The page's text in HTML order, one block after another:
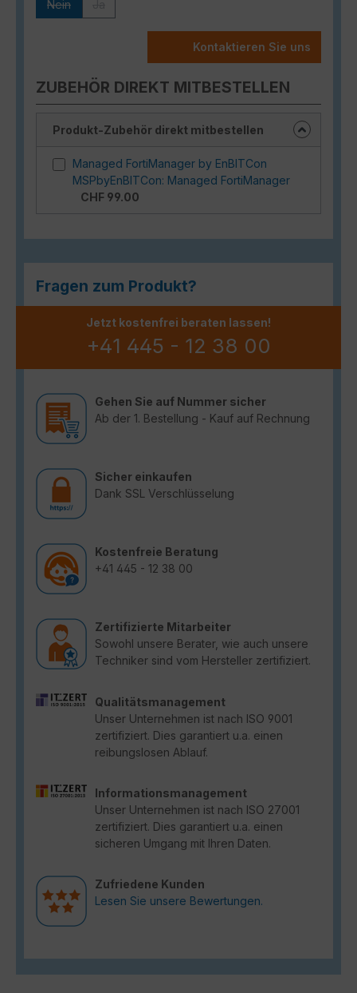
Nein
Kontaktieren Sie uns
ZUBEHÖR DIREKT MITBESTELLEN
Produkt-Zubehör direkt mitbestellen
Managed FortiManager by EnBITCon
MSPbyEnBITCon: Managed FortiManager
CHF 99.00
Fragen zum Produkt?
Jetzt kostenfrei beraten lassen!
+41 445 - 12 38 00
Gehen Sie auf Nummer sicher
Ab der 1. Bestellung - Kauf auf Rechnung
Sicher einkaufen
Dank SSL Verschlüsselung
Kostenfreie Beratung
+41 445 - 12 38 00
Zertifizierte Mitarbeiter
Sowohl unsere Berater, wie auch unsere
Techniker sind vom Hersteller zertifiziert.
Qualitätsmanagement
Unser Unternehmen ist nach ISO 9001
zertifiziert. Dies garantiert u.a. einen
reibungslosen Ablauf.
Informationsmanagement
Unser Unternehmen ist nach ISO 27001
zertifiziert. Dies garantiert u.a. einen
sicheren Umgang mit Ihren Daten.
Zufriedene Kunden
Lesen Sie unsere Bewertungen.